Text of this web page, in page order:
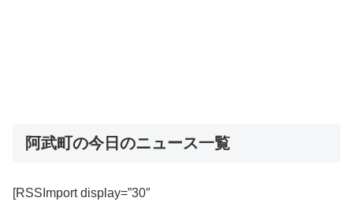
阿武町の今日のニュース一覧
[RSSImport display=”30″